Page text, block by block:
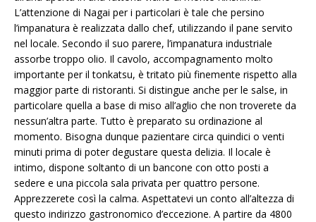
L’attenzione di Nagai per i particolari è tale che persino
l’impanatura è realizzata dallo chef, utilizzando il pane servito
nel locale. Secondo il suo parere, l’impanatura industriale
assorbe troppo olio. Il cavolo, accompagnamento molto
importante per il tonkatsu, è tritato più finemente rispetto alla
maggior parte di ristoranti. Si distingue anche per le salse, in
particolare quella a base di miso all’aglio che non troverete da
nessun’altra parte. Tutto è preparato su ordinazione al
momento. Bisogna dunque pazientare circa quindici o venti
minuti prima di poter degustare questa delizia. Il locale è
intimo, dispone soltanto di un bancone con otto posti a
sedere e una piccola sala privata per quattro persone.
Apprezzerete così la calma. Aspettatevi un conto all’altezza di
questo indirizzo gastronomico d’eccezione. A partire da 4800